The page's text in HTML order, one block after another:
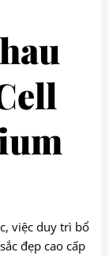
việc duy trì bổ
đẹp cao cấp